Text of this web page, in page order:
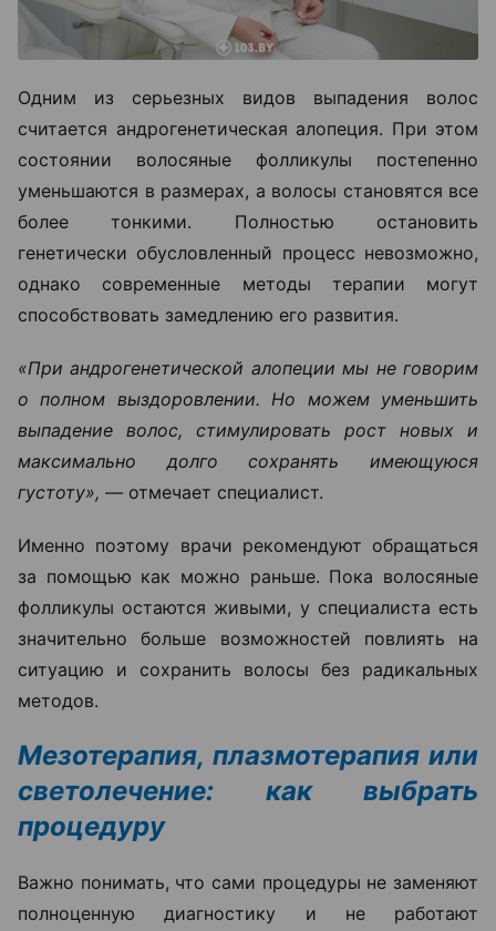
Одним из серьезных видов выпадения волос
считается андрогенетическая алопеция. При этом
состоянии волосяные фолликулы постепенно
уменьшаются в размерах, а волосы становятся все
более тонкими. Полностью остановить
генетически обусловленный процесс невозможно,
однако современные методы терапии могут
способствовать замедлению его развития.
«При андрогенетической алопеции мы не говорим
о полном выздоровлении. Но можем уменьшить
выпадение волос, стимулировать рост новых и
максимально долго сохранять имеющуюся
густоту», — отмечает специалист.
Именно поэтому врачи рекомендуют обращаться
за помощью как можно раньше. Пока волосяные
фолликулы остаются живыми, у специалиста есть
значительно больше возможностей повлиять на
ситуацию и сохранить волосы без радикальных
методов.
Мезотерапия, плазмотерапия или
светолечение: как выбрать
процедуру
Важно понимать, что сами процедуры не заменяют
полноценную диагностику и не работают